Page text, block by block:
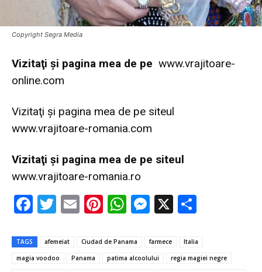
Copyright Segra Media
Vizitaţi şi pagina mea de pe www.vrajitoare-
online.com
Vizitaţi şi pagina mea de pe siteul
www.vrajitoare-romania.com
Vizitaţi şi pagina mea de pe siteul
www.vrajitoare-romania.ro
F
e
b
T
it
te
E
ai
l
Pi
er
es
W
at
s
M
se
n
X
ta
je
TAGS afemeiat Ciudad de Panama farmece
Italia
magia voodoo
Panama patima alcoolului
regia magiei negre